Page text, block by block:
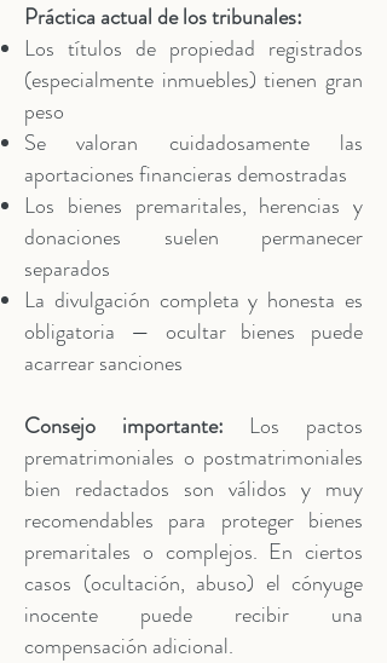
Práctica actual de los tribunales:
Los títulos de propiedad registrados
(especialmente inmuebles) tienen gran
peso
Se valoran cuidadosamente las
aportaciones financieras demostradas
Los bienes premaritales, herencias y
donaciones suelen permanecer
separados
La divulgación completa y honesta es
obligatoria — ocultar bienes puede
acarrear sanciones
Consejo importante: Los pactos
prematrimoniales o postmatrimoniales
bien redactados son válidos y muy
recomendables para proteger bienes
premaritales o complejos. En ciertos
casos (ocultación, abuso) el cónyuge
inocente puede recibir una
compensación adicional.